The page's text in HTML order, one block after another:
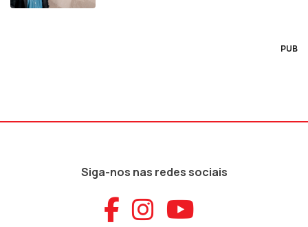
PUB
Siga-nos nas redes sociais
Aceder ao
Aceder ao
Aceder